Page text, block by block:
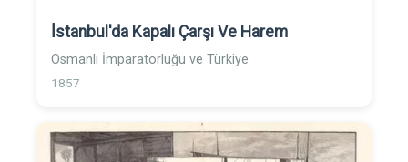
İstanbul'da Kapalı Çarşı Ve Harem
Osmanlı İmparatorluğu ve Türkiye
1857